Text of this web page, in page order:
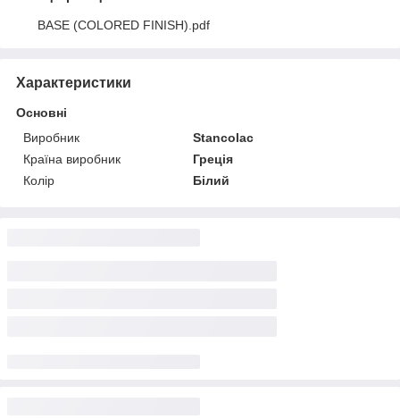
BASE (COLORED FINISH).pdf
Характеристики
Основні
Виробник
Stancolac
Країна виробник
Греція
Колір
Білий